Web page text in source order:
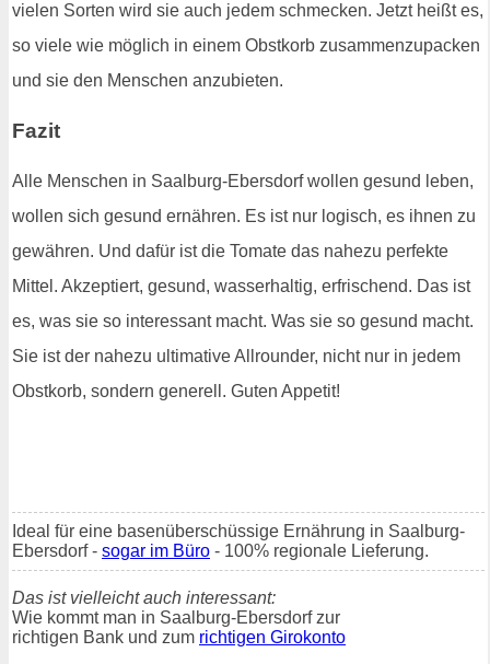
vielen Sorten wird sie auch jedem schmecken. Jetzt heißt es,
so viele wie möglich in einem Obstkorb zusammenzupacken
und sie den Menschen anzubieten.
Fazit
Alle Menschen in Saalburg-Ebersdorf wollen gesund leben,
wollen sich gesund ernähren. Es ist nur logisch, es ihnen zu
gewähren. Und dafür ist die Tomate das nahezu perfekte
Mittel. Akzeptiert, gesund, wasserhaltig, erfrischend. Das ist
es, was sie so interessant macht. Was sie so gesund macht.
Sie ist der nahezu ultimative Allrounder, nicht nur in jedem
Obstkorb, sondern generell. Guten Appetit!
Ideal für eine basenüberschüssige Ernährung in Saalburg-
Ebersdorf - sogar im Büro - 100% regionale Lieferung.
Das ist vielleicht auch interessant:
Wie kommt man in Saalburg-Ebersdorf zur
richtigen Bank und zum richtigen Girokonto